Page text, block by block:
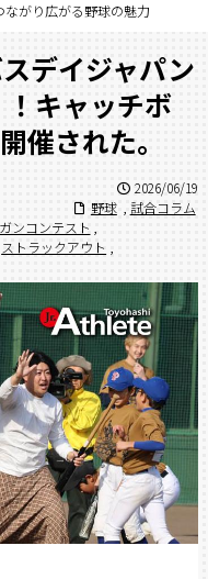
がり広がる野球の魅力
デイジャパン
キャッチボ
催された。
2026/06/19
野球
試合コラム
ンコンテスト ,
ストラックアウト